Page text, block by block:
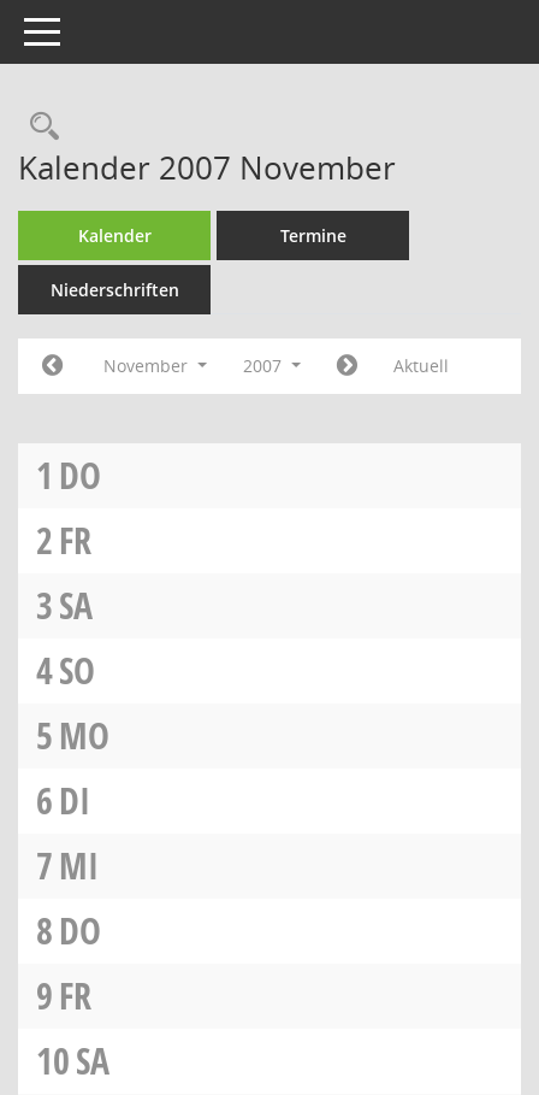
Toggle navigation
Rechercheauswahl
Kalender 2007 November
Kalender Termine
Niederschriften
November 2007 Aktuell
1 DO
2FR
3SA
4SO
5MO
6DI
7MI
8DO
9FR
10SA